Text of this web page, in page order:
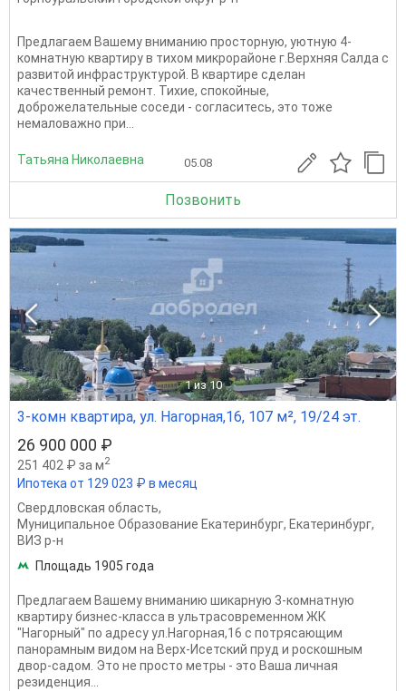
Предлагаем Вашему вниманию просторную, уютную 4-
комнатную квартиру в тихом микрорайоне г.Верхняя Салда с
развитой инфраструктурой. В квартире сделан
качественный ремонт. Тихие, спокойные,
доброжелательные соседи - согласитесь, это тоже
немаловажно при...
Татьяна Николаевна 05.08
Позвонить
1 из 10
3-комн квартира, ул. Нагорная,16, 107 м², 19/24 эт.
26 900 000 ₽
251 402 ₽ за м2
Ипотека от 129 023 ₽ в месяц
Свердловская область,
Муниципальное Образование Екатеринбург, Екатеринбург,
ВИЗ р-н
Площадь 1905 года
Предлагаем Вашему вниманию шикарную 3-комнатную
квартиру бизнес-класса в ультрасовременном ЖК
"Нагорный" по адресу ул.Нагорная,16 с потрясающим
панорамным видом на Верх-Исетский пруд и роскошным
двор-садом. Это не просто метры - это Ваша личная
резиденция...